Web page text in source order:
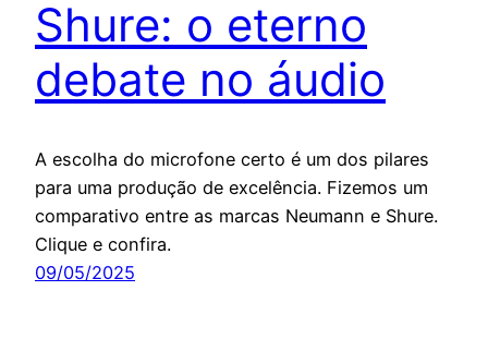
Shure: o eterno
debate no áudio
A escolha do microfone certo é um dos pilares
para uma produção de excelência. Fizemos um
comparativo entre as marcas Neumann e Shure.
Clique e confira.
09/05/2025